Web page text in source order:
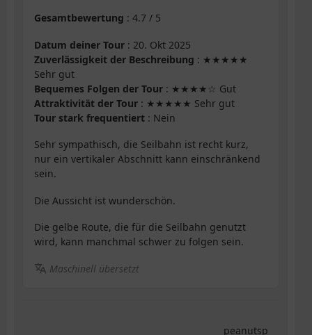
Gesamtbewertung : 4.7 / 5
Datum deiner Tour : 20. Okt 2025
Zuverlässigkeit der Beschreibung : ★★★★★
Sehr gut
Bequemes Folgen der Tour : ★★★★☆ Gut
Attraktivität der Tour : ★★★★★ Sehr gut
Tour stark frequentiert : Nein
Sehr sympathisch, die Seilbahn ist recht kurz,
nur ein vertikaler Abschnitt kann einschränkend
sein.
Die Aussicht ist wunderschön.
Die gelbe Route, die für die Seilbahn genutzt
wird, kann manchmal schwer zu folgen sein.
Maschinell übersetzt
peanutsp